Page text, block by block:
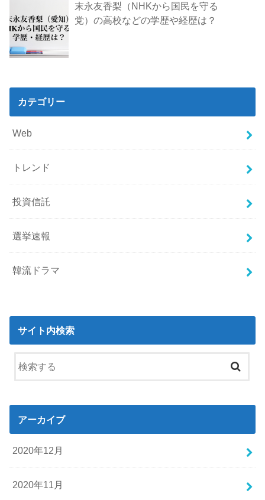
末永友香梨（NHKから国民を守る
党）の高校などの学歴や経歴は？
カテゴリー
Web
トレンド
投資信託
選挙速報
韓流ドラマ
サイト内検索
アーカイブ
2020年12月
2020年11月